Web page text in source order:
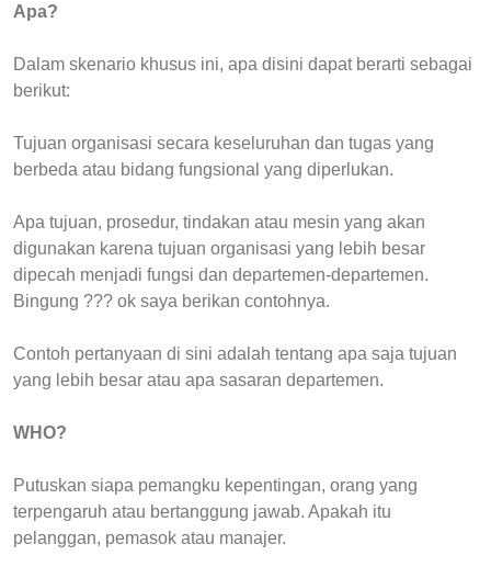
Apa?
Dalam skenario khusus ini, apa disini dapat berarti sebagai
berikut:
Tujuan organisasi secara keseluruhan dan tugas yang
berbeda atau bidang fungsional yang diperlukan.
Apa tujuan, prosedur, tindakan atau mesin yang akan
digunakan karena tujuan organisasi yang lebih besar
dipecah menjadi fungsi dan departemen-departemen.
Bingung ??? ok saya berikan contohnya.
Contoh pertanyaan di sini adalah tentang apa saja tujuan
yang lebih besar atau apa sasaran departemen.
WHO?
Putuskan siapa pemangku kepentingan, orang yang
terpengaruh atau bertanggung jawab. Apakah itu
pelanggan, pemasok atau manajer.